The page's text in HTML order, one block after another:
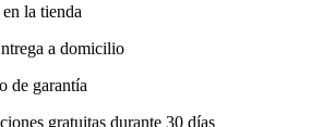
la tienda
a domicilio
de garantía
gratuitas durante 30 días